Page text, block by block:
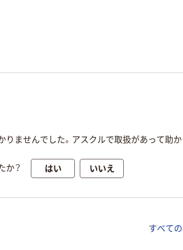
ませんでした。アスクルで取扱があって助か
か？ はい いいえ
すべて